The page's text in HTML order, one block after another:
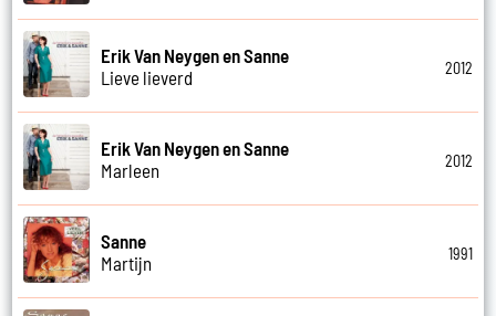
Erik Van Neygen en Sanne
Lieve lieverd
2012
Erik Van Neygen en Sanne
Marleen
2012
Sanne
Martijn
1991